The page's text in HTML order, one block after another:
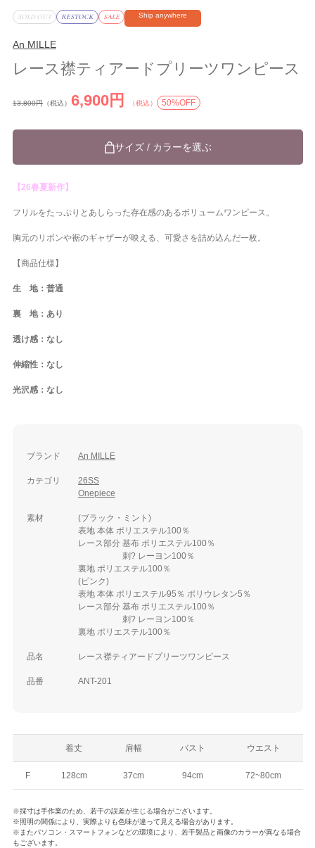
SOLD OUT RESTOCK SALE Ship anywhere
An MILLE
レース襟ティアードプリーツワンピース
13,800円 （税込） 6,900円 （税込） 50%OFF
サイズ / カラーを選ぶ
【26春夏新作】
フリルをたっぷりとあしらった存在感のあるボリュームワンピース。
胸元のリボンや裾のギャザーが映える、可愛さを詰め込んだ一枚。
【商品仕様】
生 地：普通
裏 地：あり
透け感：なし
伸縮性：なし
光沢感：なし
ブランド An MILLE
カテゴリ
26SS
Onepiece
素材
(ブラック・ミント)
表地 本体 ポリエステル100％
レース部分 基布 ポリエステル100％
刺? レーヨン100％
裏地 ポリエステル100％
(ピンク)
表地 本体 ポリエステル95％ ポリウレタン5％
レース部分 基布 ポリエステル100％
刺? レーヨン100％
裏地 ポリエステル100％
品名 レース襟ティアードプリーツワンピース
品番 ANT-201
着丈 肩幅 バスト ウエスト
F 128cm 37cm 94cm 72~80cm
※採寸は手作業のため、若干の誤差が生じる場合がございます。
※照明の関係により、実際よりも色味が違って見える場合があります。
※またパソコン・スマートフォンなどの環境により、若干製品と画像のカラーが異なる場合
もございます。